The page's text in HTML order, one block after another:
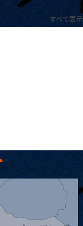
すべて表示